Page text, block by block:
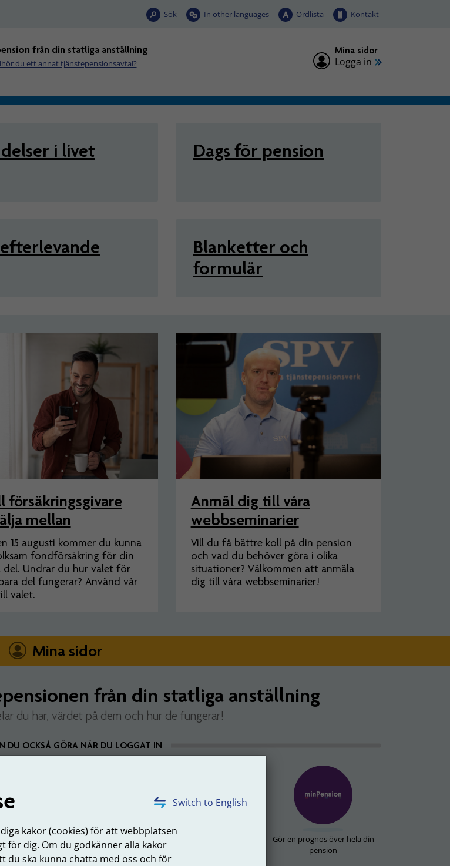
Switch to English
kakor (cookies) för att webbplatsen
för dig. Om du godkänner alla kakor
du ska kunna chatta med oss och för
Sök In other languages Ordlista Kontakt
från din statliga anställning
du ett annat tjänstepensionsavtal?
Mina sidor
Logga in
statliga anställning
i livet Dags för pension
Blanketter och
formulär
försäkringsgivare
mellan
15 augusti kommer du kunna
fondförsäkring för din
del. Undrar du hur valet för
del fungerar? Använd vår
valet.
Anmäl dig till våra
webbseminarier
Vill du få bättre koll på din pension
och vad du behöver göra i olika
situationer? Välkommen att anmäla
dig till våra webbseminarier!
Mina sidor
från din statliga anställning
du har, värdet på dem och hur de fungerar!
DU OCKSÅ GÖRA NÄR DU LOGGAT IN
Ansök om förmånsbestämd
ålderspension
Se dina utbetalningar
Gör en prognos över hela din
pension